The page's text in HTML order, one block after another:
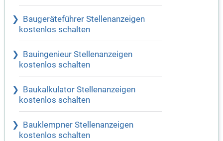
Baugeräteführer Stellenanzeigen
kostenlos schalten
Bauingenieur Stellenanzeigen
kostenlos schalten
Baukalkulator Stellenanzeigen
kostenlos schalten
Bauklempner Stellenanzeigen
kostenlos schalten